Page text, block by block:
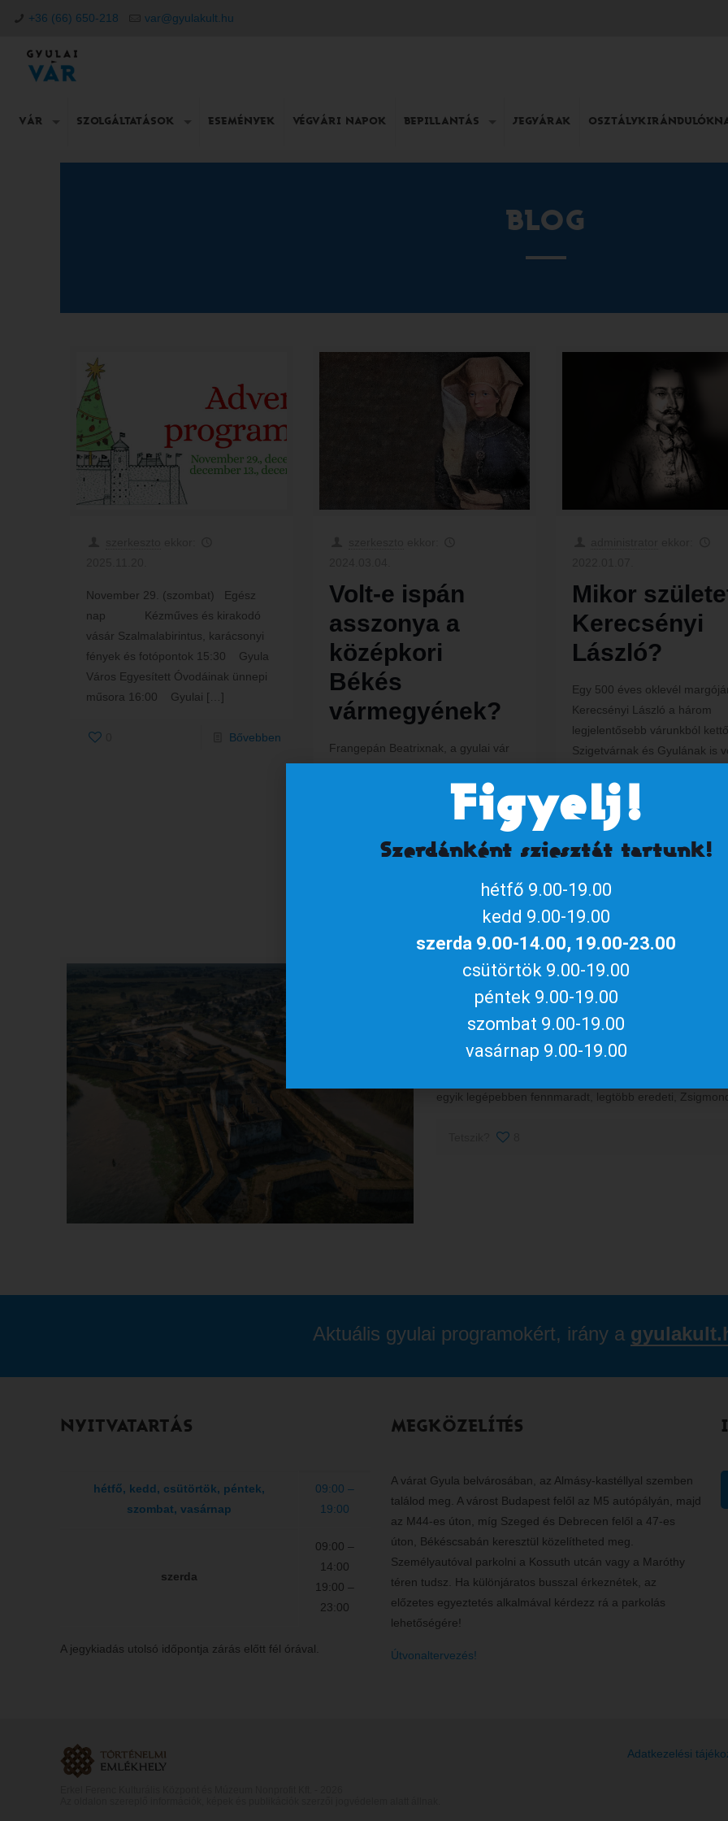
+36 (66) 650-218 var@gyulakult.hu
VÁR SZOLGÁLTATÁSOK ESEMÉNYEK VÉGVÁRI NAPOK BEPILLANTÁS JEGYÁRAK
BLOG
November 29. (szombat) Egész
nap Kézműves és kirakodó
vásár Szalmalabirintus, karácsonyi
fények és fotópontok 15:30 Gyula
Város Egyesített Óvodáinak ünnepi
műsora 16:00 Gyulai […]
Bővebben
Volt-e ispán
asszonya a
középkori
Békés
vármegyének?
Frangepán Beatrixnak, a gyulai vár
vezetői szerepek. Arra is találunk
azonban példát, amikor nők kezébe
került számottevő[…]
Bővebben
Mikor
Kerecsényi
László?
Egy 500 éves oklevél
Kerecsényi László a három
legjelentősebb várunkból
Szigetvárnak és Gyulának is
63 napig tudta feltartóztatni
Publikálta szerkeszto ekkor: 2020.04.11.
Az eltemetett vár: a
palánkerődítéseinek
A gyulai vár nem csupán Gyula városának, hanem
egyik legépebben fennmaradt, legtöbb eredeti,
Aktuális gyulai programokért, irány a
NYITVATARTÁS
hétfő, kedd, csütörtök, péntek,
szombat, vasárnap
09:00 –
19:00
szerda
09:00 –
14:00
19:00 –
23:00
A jegykiadás utolsó időpontja zárás előtt fél órával.
MEGKÖZELÍTÉS
A várat Gyula belvárosában, az Almásy-kastéllyal szemben
találod meg. A várost Budapest felől az M5 autópályán, majd
az M44-es úton, míg Szeged és Debrecen felől a 47-es
úton, Békéscsabán keresztül közelítheted meg.
Személyautóval parkolni a Kossuth utcán vagy a Maróthy
téren tudsz. Ha különjáratos busszal érkeznétek, az
előzetes egyeztetés alkalmával kérdezz rá a parkolás
lehetőségére!
Útvonaltervezés!
Adatkezelési
Figyelj!
Szerdánként sziesztát tartunk!
hétfő 9.00-19.00
kedd 9.00-19.00
szerda 9.00-14.00, 19.00-23.00
csütörtök 9.00-19.00
péntek 9.00-19.00
szombat 9.00-19.00
vasárnap 9.00-19.00